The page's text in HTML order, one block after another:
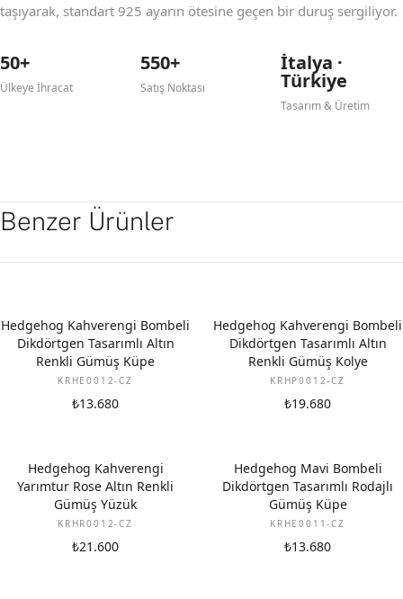
taşıyarak, standart 925 ayarın ötesine geçen bir duruş sergiliyor.
50+
Ülkeye İhracat
550+
Satış Noktası
İtalya ·
Türkiye
Tasarım & Üretim
Benzer Ürünler
Hedgehog Kahverengi Bombeli
Dikdörtgen Tasarımlı Altın
Renkli Gümüş Küpe
KRHE0012-CZ
₺13.680
Hedgehog Kahverengi Bombeli
Dikdörtgen Tasarımlı Altın
Renkli Gümüş Kolye
KRHP0012-CZ
₺19.680
Hedgehog Kahverengi
Yarımtur Rose Altın Renkli
Gümüş Yüzük
KRHR0012-CZ
₺21.600
Hedgehog Mavi Bombeli
Dikdörtgen Tasarımlı Rodajlı
Gümüş Küpe
KRHE0011-CZ
₺13.680